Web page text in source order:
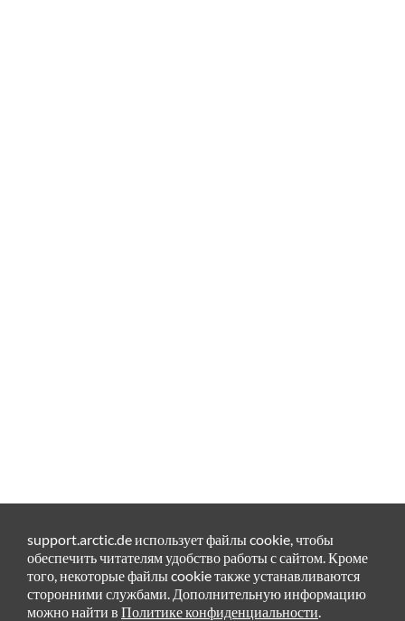
support.arctic.de использует файлы cookie, чтобы
обеспечить читателям удобство работы с сайтом. Кроме
того, некоторые файлы cookie также устанавливаются
сторонними службами. Дополнительную информацию
можно найти в Политике конфиденциальности.